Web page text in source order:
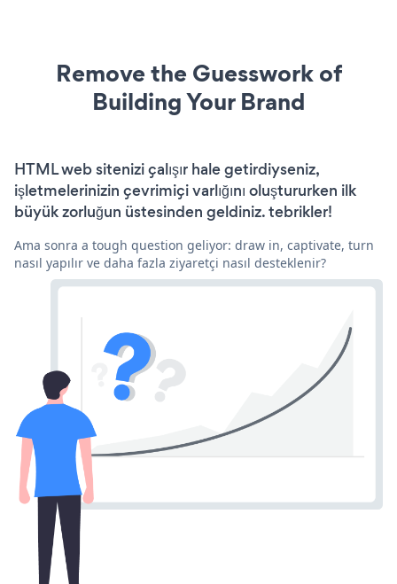
Remove the Guesswork of
Building Your Brand
HTML web sitenizi çalışır hale getirdiyseniz,
işletmelerinizin çevrimiçi varlığını oluştururken ilk
büyük zorluğun üstesinden geldiniz. tebrikler!
Ama sonra a tough question geliyor: draw in, captivate, turn
nasıl yapılır ve daha fazla ziyaretçi nasıl desteklenir?